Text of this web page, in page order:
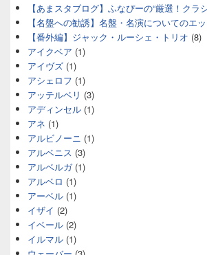
【あまスタブログ】ふなぴーの“厳選！クラ
【名盤への勧誘】名盤・名演についてのエ
【番外編】ジャック・ルーシェ・トリオ (8)
アイクベア (1)
アイヴズ (1)
アシェロフ (1)
アッテルベリ (3)
アディンセル (1)
アネ (1)
アルビノーニ (1)
アルベニス (3)
アルベルガ(1)
アルベロ (1)
アーベル (1)
イザイ (2)
イベール (2)
イルマル (1)